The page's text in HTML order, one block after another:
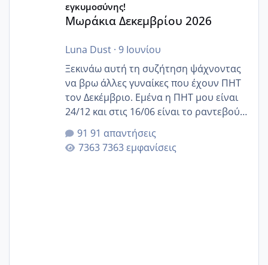
εγκυμοσύνης!
Μωράκια Δεκεμβρίου 2026
Luna Dust· 9 Ιουνίου
Ξεκινάω αυτή τη συζήτηση ψάχνοντας
να βρω άλλες γυναίκες που έχουν ΠΗΤ
τον Δεκέμβριο. Εμένα η ΠΗΤ μου είναι
24/12 και στις 16/06 είναι το ραντεβού
της αυχενικής διαφάνειας. Έχω αρκετό
άγχος και οι μέρες δεν φαίνεται να
περνάνε με τίποτα.
91 απαντήσεις
7363 εμφανίσεις